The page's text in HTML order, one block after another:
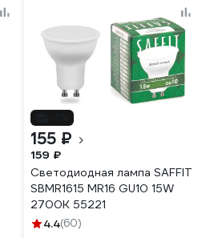
155 ₽
159 ₽
Светодиодная лампа SAFFIT
SBMR1615 MR16 GU10 15W
2700K 55221
4.4(60)